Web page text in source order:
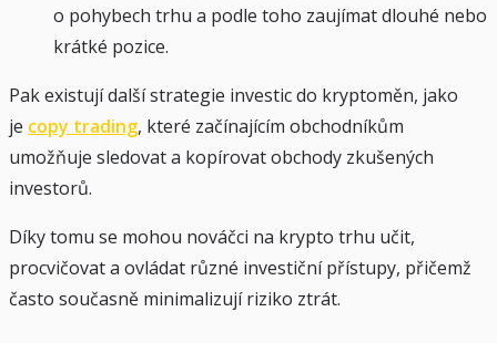
o pohybech trhu a podle toho zaujímat dlouhé nebo
krátké pozice.
Pak existují další strategie investic do kryptoměn, jako
je copy trading, které začínajícím obchodníkům
umožňuje sledovat a kopírovat obchody zkušených
investorů.
Díky tomu se mohou nováčci na krypto trhu učit,
procvičovat a ovládat různé investiční přístupy, přičemž
často současně minimalizují riziko ztrát.